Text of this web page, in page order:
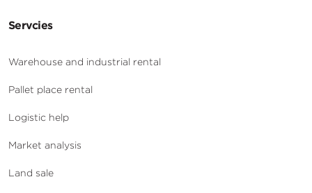
Servcies
Warehouse and industrial rental
Pallet place rental
Logistic help
Market analysis
Land sale